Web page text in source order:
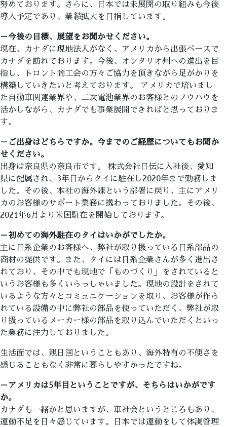
努めております。さらに、日本では未展開の取り組みも今後
導入予定であり、業績拡大を目指しています。
－今後の目標、展望をお聞かせください。
現在、カナダに現地法人がなく、アメリカから出張ベースで
カナダを訪れております。今後、オンタリオ州への進出を目
指し、トロント商工会の方々ご協力を頂きながら足がかりを
構築していきたいと考えております。 アメリカで培いまし
た自動車関連業界や、二次電池業界のお客様とのノウハウを
活かしながら、カナダでも事業展開できればと思っておりま
す。
－ ご出身はどちらですか。今までのご経歴についてもお聞か
せください。
出身は奈良県の奈良市です。 株式会社日伝に入社後、愛知
県に配属され、3年目からタイに駐在し2020年まで勤務しま
した。その後、本社の海外課という部署に戻り、主にアメリ
カのお客様のサポート業務に携わっておりました。その後、
2021年6月より米国駐在を開始しております。
－初めての海外駐在のタイはいかがでしたか。
主に日系企業のお客様へ、弊社が取り扱っている日系部品の
商材の提供です。また、タイには日系企業さんが多く進出さ
れており、その中でも現地で「ものづくり」をされていると
いうお客様も多くいらっしゃいました。現地の設計をされて
いるような方々とコミュニケーションを取り、お客様が作ら
れている設備の中に弊社の部品を使っていただく、弊社が取
り扱っているメーカー様の部品を取り込んでいただくといっ
た業務に注力しておりました。
生活面では、親日国ということもあり、海外特有の不便さを
感じることもなく非常に暮らしやすかったですね。
－アメリカは5年目ということですが、そちらはいかがです
か。
カナダも一緒かと思いますが、車社会というところもあり、
運動不足を日々感じています。日本では運動をして体調管理